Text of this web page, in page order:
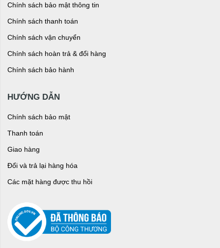
Chính sách bảo mật thông tin
Chính sách thanh toán
Chính sách vận chuyển
Chính sách hoàn trả & đổi hàng
Chính sách bảo hành
HƯỚNG DẪN
Chính sách bảo mật
Thanh toán
Giao hàng
Đổi và trả lại hàng hóa
Các mặt hàng được thu hồi